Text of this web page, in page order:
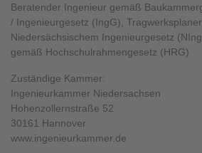
Beratender Ingenieur gemäß
/ Ingenieurgesetz (IngG),
Niedersächsischem Ingenieurgesetz
gemäß Hochschulrahmengesetz (HRG)
Zuständige Kammer:
Ingenieurkammer Niedersachsen
Hohenzollernstraße 52
30161 Hannover
www.ingenieurkammer.de